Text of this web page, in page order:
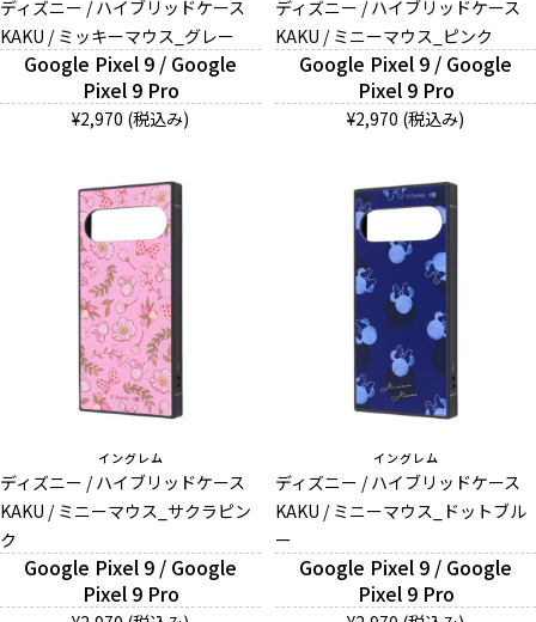
ディズニー / ハイブリッドケース
KAKU / ミッキーマウス_グレー
Google Pixel 9 / Google
Pixel 9 Pro
¥2,970 (税込み)
ディズニー / ハイブリッドケース
KAKU / ミニーマウス_ピンク
Google Pixel 9 / Google
Pixel 9 Pro
¥2,970 (税込み)
イングレム
ディズニー / ハイブリッドケース
KAKU / ミニーマウス_サクラピン
ク
Google Pixel 9 / Google
Pixel 9 Pro
イングレム
ディズニー / ハイブリッドケース
KAKU / ミニーマウス_ドットブル
ー
Google Pixel 9 / Google
Pixel 9 Pro